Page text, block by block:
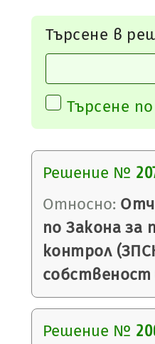
Търсене в
Търсене
Решение №
Относно:
по Закона за
контрол
собственост
Решение №